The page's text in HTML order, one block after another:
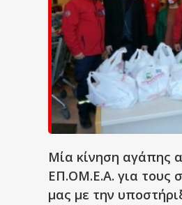
Μία κίνηση αγάπης
ΕΠ.ΟΜ.Ε.Α. για τους
μας με την